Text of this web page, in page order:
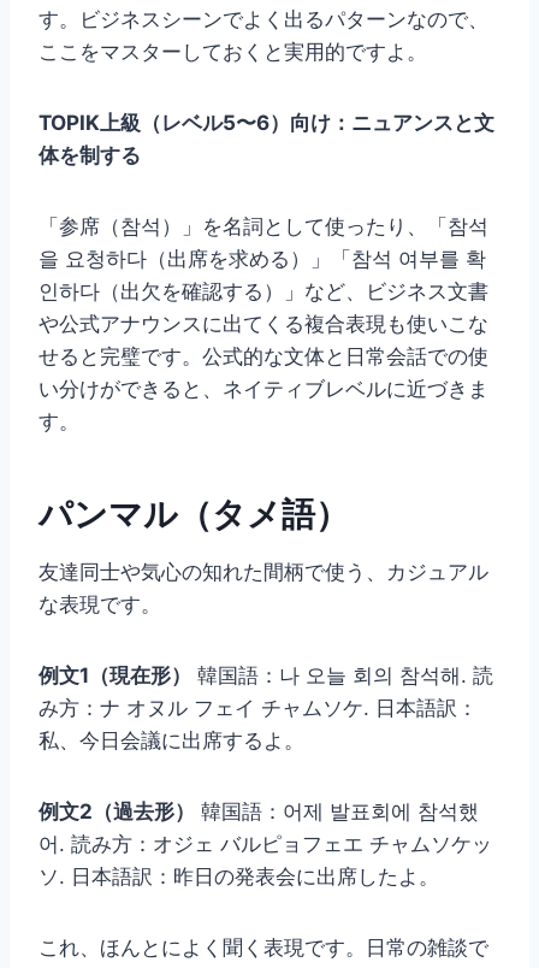
す。ビジネスシーンでよく出るパターンなので、
ここをマスターしておくと実用的ですよ。
TOPIK上級（レベル5〜6）向け：ニュアンスと文
体を制する
「参席（참석）」を名詞として使ったり、「참석
을 요청하다（出席を求める）」「참석 여부를 확
인하다（出欠を確認する）」など、ビジネス文書
や公式アナウンスに出てくる複合表現も使いこな
せると完璧です。公式的な文体と日常会話での使
い分けができると、ネイティブレベルに近づきま
す。
パンマル（タメ語）
友達同士や気心の知れた間柄で使う、カジュアル
な表現です。
例文1（現在形）
韓国語：나 오늘 회의 참석해. 読
み方：ナ オヌル フェイ チャムソケ. 日本語訳：
私、今日会議に出席するよ。
例文2（過去形）
韓国語：어제 발표회에 참석했
어. 読み方：オジェ バルピョフェエ チャムソケッ
ソ. 日本語訳：昨日の発表会に出席したよ。
これ、ほんとによく聞く表現です。日常の雑談で